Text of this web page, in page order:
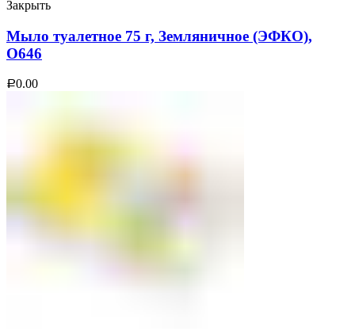
Закрыть
Мыло туалетное 75 г, Земляничное (ЭФКО),
О646
Р0.00